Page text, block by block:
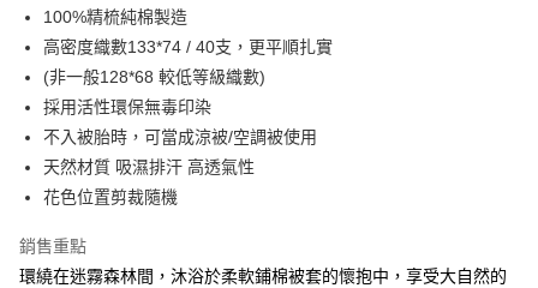
全盈+PAY
ATM付款
運送方式
全家取貨付款
每筆NT$60，滿NT$599(含以上)免運費
離島-全家取貨付款
每筆NT$60
100%精梳純棉製造
高密度織數133*74 / 40支，更平順扎實
(非一般128*68 較低等級織數)
採用活性環保無毒印染
不入被胎時，可當成涼被/空調被使用
天然材質 吸濕排汗 高透氣性
花色位置剪裁隨機
銷售重點
環繞在迷霧森林間，沐浴於柔軟鋪棉被套的懷抱中，享受大自然的